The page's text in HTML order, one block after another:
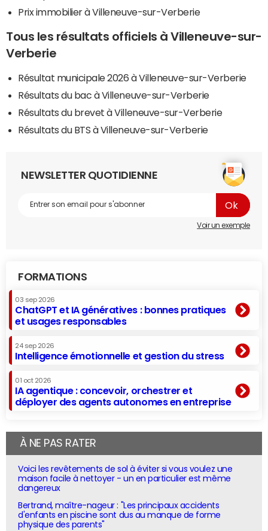
Prix immobilier à Villeneuve-sur-Verberie
Tous les résultats officiels à Villeneuve-sur-
Verberie
Résultat municipale 2026 à Villeneuve-sur-Verberie
Résultats du bac à Villeneuve-sur-Verberie
Résultats du brevet à Villeneuve-sur-Verberie
Résultats du BTS à Villeneuve-sur-Verberie
NEWSLETTER QUOTIDIENNE
Voir un exemple
FORMATIONS
03 sep 2026
ChatGPT et IA génératives : bonnes pratiques
et usages responsables
24 sep 2026
Intelligence émotionnelle et gestion du stress
01 oct 2026
IA agentique : concevoir, orchestrer et
déployer des agents autonomes en entreprise
À NE PAS RATER
Voici les revêtements de sol à éviter si vous voulez une
maison facile à nettoyer - un en particulier est même
dangereux
Bertrand, maître-nageur : "Les principaux accidents
d'enfants en piscine sont dus au manque de forme
physique des parents"